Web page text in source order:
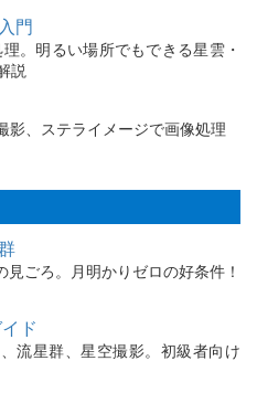
門
。明るい場所でもできる星雲・
説
影、ステライメージで画像処理
ごろ。月明かりゼロの好条件！
ド
流星群、星空撮影。初級者向け